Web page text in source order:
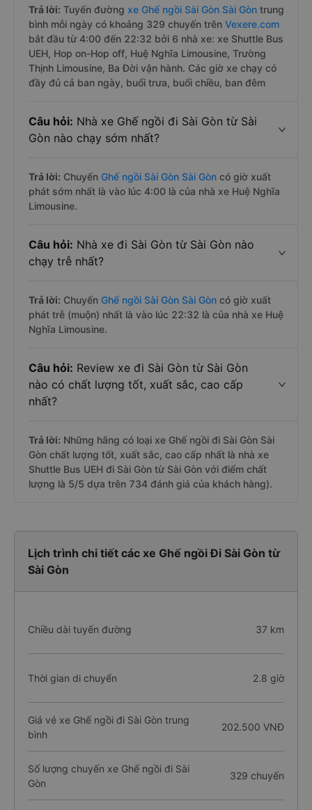
Trả lời: Tuyến đường xe Ghế ngồi Sài Gòn Sài Gòn trung
bình mỗi ngày có khoảng 329 chuyến trên Vexere.com
bắt đầu từ 4:00 đến 22:32 bởi 6 nhà xe: xe Shuttle Bus
UEH, Hop on-Hop off, Huệ Nghĩa Limousine, Trường
Thịnh Limousine, Ba Đời vận hành. Các giờ xe chạy có
đầy đủ cả ban ngày, buổi trưa, buổi chiều, ban đêm
Câu hỏi: Nhà xe Ghế ngồi đi Sài Gòn từ Sài
Gòn nào chạy sớm nhất?
Trả lời: Chuyến Ghế ngồi Sài Gòn Sài Gòn có giờ xuất
phát sớm nhất là vào lúc 4:00 là của nhà xe Huệ Nghĩa
Limousine.
Câu hỏi: Nhà xe đi Sài Gòn từ Sài Gòn nào
chạy trễ nhất?
Trả lời: Chuyến Ghế ngồi Sài Gòn Sài Gòn có giờ xuất
phát trễ (muộn) nhất là vào lúc 22:32 là của nhà xe Huệ
Nghĩa Limousine.
Câu hỏi: Review xe đi Sài Gòn từ Sài Gòn
nào có chất lượng tốt, xuất sắc, cao cấp
nhất?
Trả lời: Những hãng có loại xe Ghế ngồi đi Sài Gòn Sài
Gòn chất lượng tốt, xuất sắc, cao cấp nhất là nhà xe
Shuttle Bus UEH đi Sài Gòn từ Sài Gòn với điểm chất
lượng là 5/5 dựa trên 734 đánh giá của khách hàng).
Lịch trình chi tiết các xe Ghế ngồi Đi Sài Gòn từ
Sài Gòn
Chiều dài tuyến đường 37 km
Thời gian di chuyển 2.8 giờ
Giá vé xe Ghế ngồi đi Sài Gòn trung
bình
202.500 VNĐ
Số lượng chuyến xe Ghế ngồi đi Sài
Gòn
329 chuyến